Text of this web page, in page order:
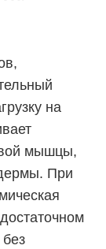
на
мышцы,
При